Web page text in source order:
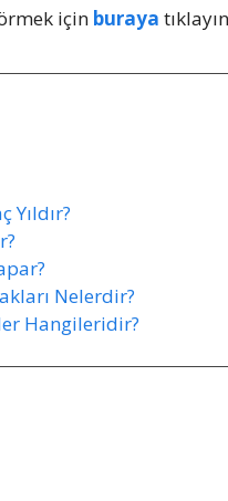
için buraya
Nelerdir?
Hangileridir?